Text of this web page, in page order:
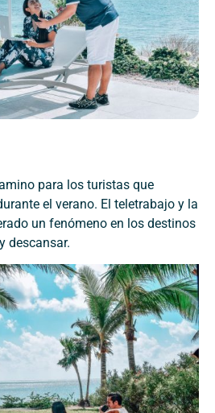
para los turistas que
el verano. El teletrabajo y la
un fenómeno en los destinos
descansar.